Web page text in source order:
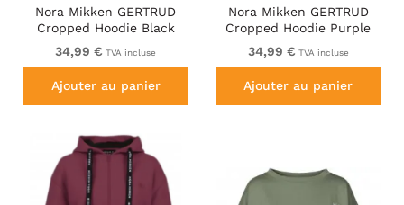
Nora Mikken GERTRUD
Cropped Hoodie Black
34,99 € TVA incluse
Ajouter au panier
Nora Mikken GERTRUD
Cropped Hoodie Purple
34,99 € TVA incluse
Ajouter au panier